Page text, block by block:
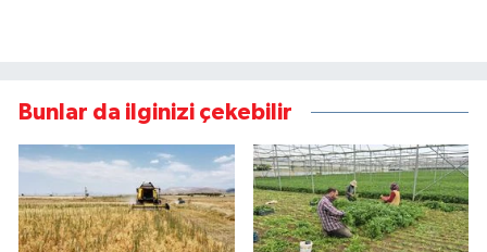
Bunlar da ilginizi çekebilir